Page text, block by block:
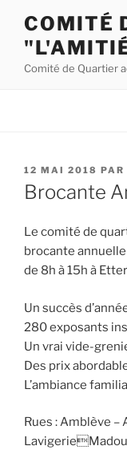
contenu
principal
COMITÉ
Comité de Quartier
PUBLIÉ
LE
12 MAI 2018 PAR
Brocante
Le comité de
brocante
de 8h à 15h à
Un succès
280 exposants
Un vrai vide-
Des prix
L’ambiance
Rues : Amblève –